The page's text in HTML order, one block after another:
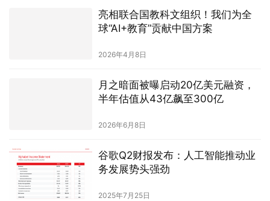
亮相联合国教科文组织！我们为全
球“AI+教育”贡献中国方案
2026年4月8日
月之暗面被曝启动20亿美元融资，
半年估值从43亿飙至300亿
2026年6月8日
谷歌Q2财报发布：人工智能推动业
务发展势头强劲
2025年7月25日